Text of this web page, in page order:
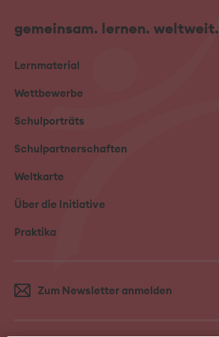
gemeinsam. lernen. weltweit.
Lernmaterial
Wettbewerbe
Schulporträts
Schulpartnerschaften
Weltkarte
Über die Initiative
Praktika
Zum Newsletter anmelden